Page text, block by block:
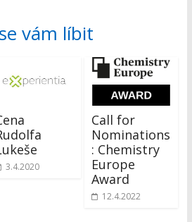
vám líbit
3.4.2020
Call for
Nominations
: Chemistry
Europe
Award
12.4.2022